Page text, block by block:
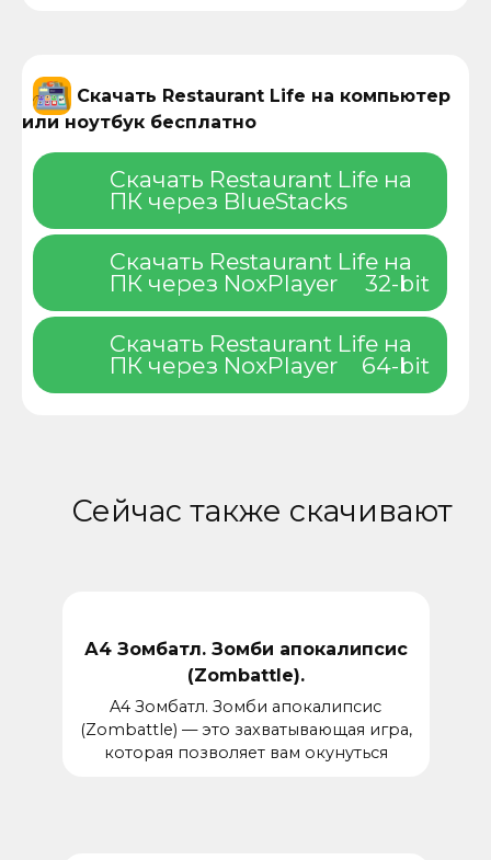
Скачать Restaurant Life на компьютер
или ноутбук бесплатно
Скачать Restaurant Life на
ПК через BlueStacks
Скачать Restaurant Life на
ПК через NoxPlayer
32-bit
Скачать Restaurant Life на
ПК через NoxPlayer
64-bit
Сейчас также скачивают
А4 Зомбатл. Зомби апокалипсис
(Zombattle).
A4 Зомбатл. Зомби апокалипсис
(Zombattle) — это захватывающая игра,
которая позволяет вам окунуться